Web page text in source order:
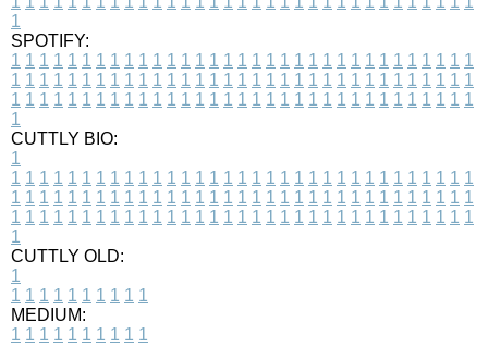
1
SPOTIFY:
1 1 1 1 1 1 1 1 1 1 1 1 1 1 1 1 1 1 1 1 1 1 1 1 1 1 1 1 1 1 1 1 1
1 1 1 1 1 1 1 1 1 1 1 1 1 1 1 1 1 1 1 1 1 1 1 1 1 1 1 1 1 1 1 1 1
1 1 1 1 1 1 1 1 1 1 1 1 1 1 1 1 1 1 1 1 1 1 1 1 1 1 1 1 1 1 1 1 1
1
CUTTLY BIO:
1
1 1 1 1 1 1 1 1 1 1 1 1 1 1 1 1 1 1 1 1 1 1 1 1 1 1 1 1 1 1 1 1 1
1 1 1 1 1 1 1 1 1 1 1 1 1 1 1 1 1 1 1 1 1 1 1 1 1 1 1 1 1 1 1 1 1
1 1 1 1 1 1 1 1 1 1 1 1 1 1 1 1 1 1 1 1 1 1 1 1 1 1 1 1 1 1 1 1 1
1
CUTTLY OLD:
1
1 1 1 1 1 1 1 1 1 1
MEDIUM:
1 1 1 1 1 1 1 1 1 1